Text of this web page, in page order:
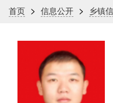
首页 > 信息公开 > 乡镇